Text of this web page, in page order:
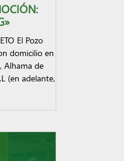
El Pozo
domicilio en
Alhama de
(en adelante,